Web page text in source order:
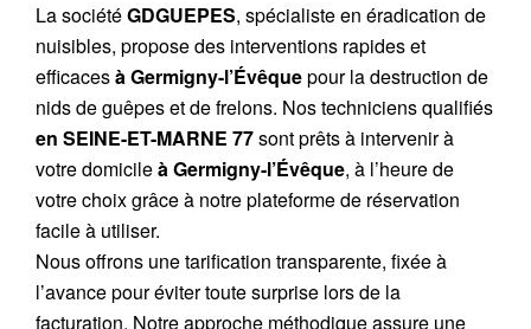
La sociétéGDGUEPES, spécialiste en éradication de
nuisibles, propose des interventions rapides et
efficacesà Germigny-l’Évêquepour la destruction de
nids de guêpes et de frelons. Nos techniciens qualifiés
en SEINE-ET-MARNE 77sont prêts à intervenir à
votre domicileà Germigny-l’Évêque, à l’heure de
votre choix grâce à notre plateforme de réservation
facile à utiliser.
Nous offrons une tarification transparente, fixée à
l’avance pour éviter toute surprise lors de la
facturation. Notre approche méthodique assure une